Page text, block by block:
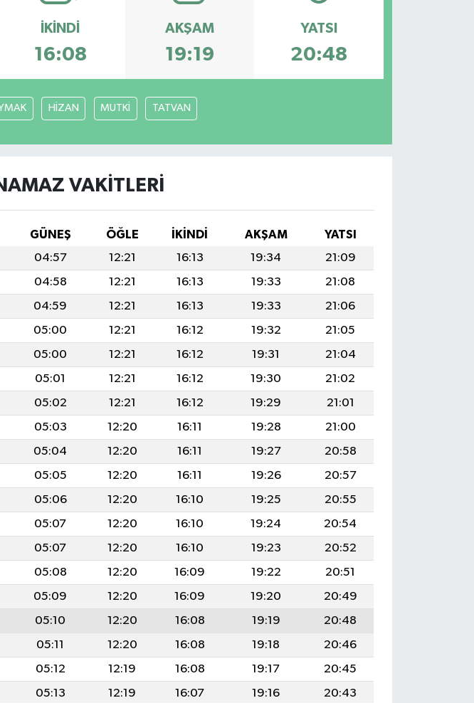
İKINDI
16:08
AKŞAM
19:19
YATSI
20:48
HİZAN MUTKİ TATVAN
VAKITLERI
GÜNEŞ ÖĞLE İKINDI AKŞAM
YATSI
04:57 12:21 16:13 19:34
21:09
04:58 12:21 16:13 19:33
21:08
04:59 12:21 16:13 19:33
21:06
05:00 12:21 16:12 19:32
21:05
05:00 12:21 16:12 19:31
21:04
05:01 12:21 16:12 19:30
21:02
05:02 12:21 16:12 19:29
21:01
05:03 12:20 16:11 19:28
21:00
05:04 12:20 16:11 19:27
20:58
05:05 12:20 16:11 19:26
20:57
05:06 12:20 16:10 19:25
20:55
05:07 12:20 16:10 19:24
20:54
05:07 12:20 16:10 19:23
20:52
05:08 12:20 16:09 19:22
20:51
05:09 12:20 16:09 19:20
20:49
05:10 12:20 16:08 19:19
20:48
05:11 12:20 16:08 19:18
20:46
05:12 12:19 16:08 19:17
20:45
05:13 12:19 16:07 19:16
20:43